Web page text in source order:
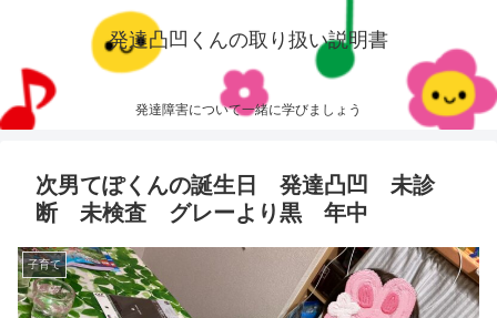
発達凸凹くんの取り扱い説明書
発達障害について一緒に学びましょう
次男てぽくんの誕生日 発達凸凹 未診
断 未検査 グレーより黒 年中
子育て